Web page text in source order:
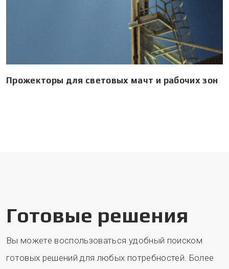
Прожекторы для световых мачт и рабочих зон
Готовые решения
Вы можете воспользоваться удобный поиском
готовых решений для любых потребностей. Более